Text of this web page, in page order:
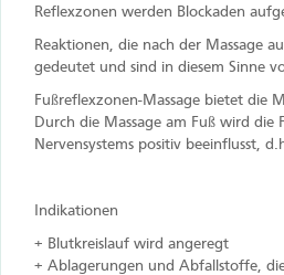
Reflexzonen werden Blockaden
Reaktionen, die nach der Massage
gedeutet und sind in diesem Sinne
Fußreflexzonen-Massage bietet die
Durch die Massage am Fuß wird
Nervensystems positiv beeinflusst,
Indikationen
+ Blutkreislauf wird angeregt
+ Ablagerungen und Abfallstoffe,